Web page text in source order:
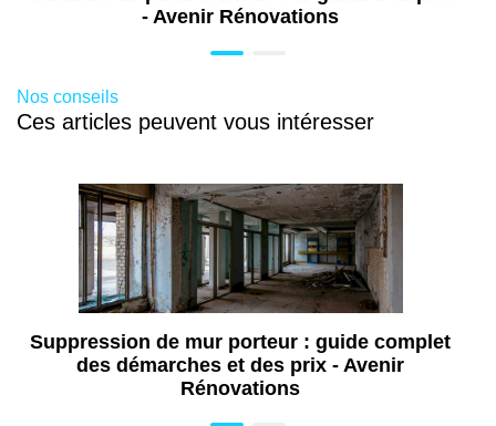
Labège - Toulouse (31)
- Avenir Rénovations
Nos conseils
Ces articles peuvent vous intéresser
Suppression de mur porteur : guide complet
des démarches et des prix - Avenir
Rénovations